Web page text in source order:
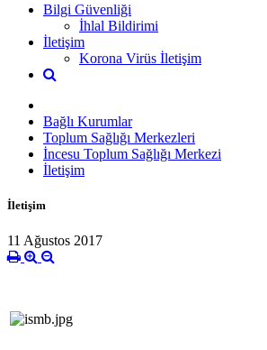
Bilgi Güvenliği
İhlal Bildirimi
İletişim
Korona Virüs İletişim
Bağlı Kurumlar
Toplum Sağlığı Merkezleri
İncesu Toplum Sağlığı Merkezi
İletişim
İletişim
11 Ağustos 2017